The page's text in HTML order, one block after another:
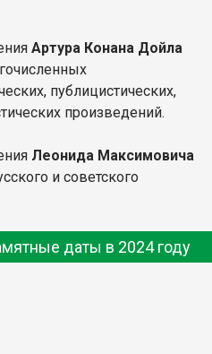
Артура Конана Дойла
публицистических,
произведений.
Леонида Максимовича
и советского
даты в 2024 году